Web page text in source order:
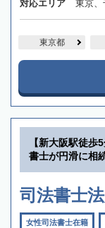
対応エリア 東京、
東京都
【新大阪駅徒
書士が円滑に相
司法書士
女性司法書士在籍